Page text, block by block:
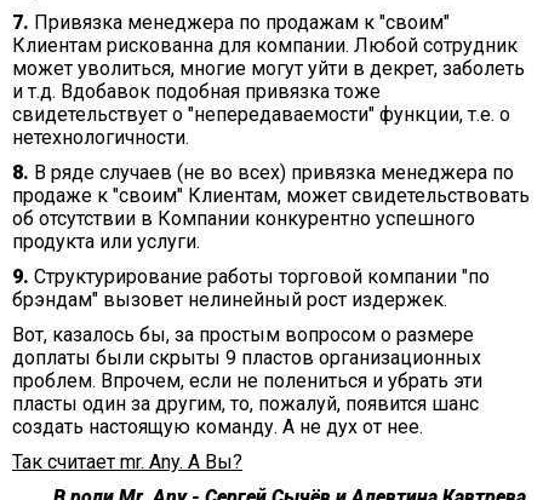
7. Привязка менеджера по продажам к "своим"
Клиентам рискованна для компании. Любой сотрудник
может уволиться, многие могут уйти в декрет, заболеть
и т.д. Вдобавок подобная привязка тоже
свидетельствует о "непередаваемости" функции, т.е. о
нетехнологичности.
8. В ряде случаев (не во всех) привязка менеджера по
продаже к "своим" Клиентам, может свидетельствовать
об отсутствии в Компании конкурентно успешного
продукта или услуги.
9. Структурирование работы торговой компании "по
брэндам" вызовет нелинейный рост издержек.
Вот, казалось бы, за простым вопросом о размере
доплаты были скрыты 9 пластов организационных
проблем. Впрочем, если не полениться и убрать эти
пласты один за другим, то, пожалуй, появится шанс
создать настоящую команду. А не дух от нее.
Так считает mr. Any. А Вы?